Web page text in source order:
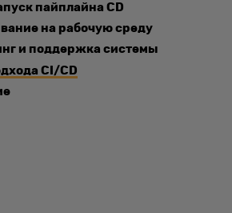
пайплайна CD
на рабочую среду
и поддержка системы
CI/CD